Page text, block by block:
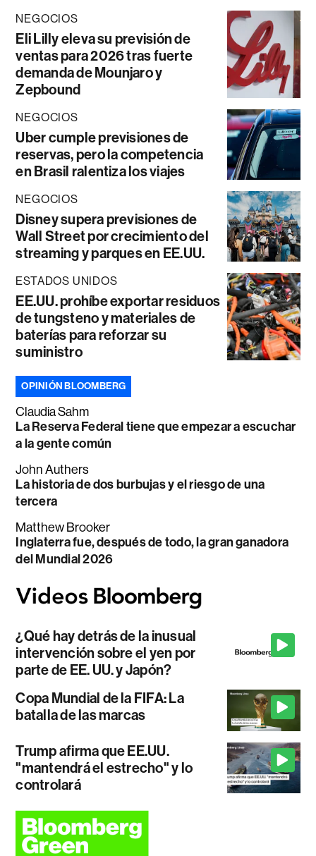
NEGOCIOS
Eli Lilly eleva su previsión de
ventas para 2026 tras fuerte
demanda de Mounjaro y
Zepbound
NEGOCIOS
Uber cumple previsiones de
reservas, pero la competencia
en Brasil ralentiza los viajes
NEGOCIOS
Disney supera previsiones de
Wall Street por crecimiento del
streaming y parques en EE.UU.
ESTADOS UNIDOS
EE.UU. prohíbe exportar residuos
de tungsteno y materiales de
baterías para reforzar su
suministro
OPINIÓN BLOOMBERG
Claudia Sahm
La Reserva Federal tiene que empezar a escuchar
a la gente común
John Authers
La historia de dos burbujas y el riesgo de una
tercera
Matthew Brooker
Inglaterra fue, después de todo, la gran ganadora
del Mundial 2026
¿Qué hay detrás de la inusual
intervención sobre el yen por
parte de EE. UU. y Japón?
Copa Mundial de la FIFA: La
batalla de las marcas
Trump afirma que EE.UU.
"mantendrá el estrecho" y lo
controlará